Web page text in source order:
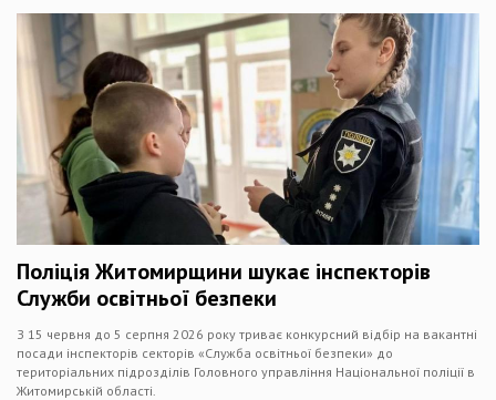
Поліція Житомирщини шукає інспекторів
Служби освітньої безпеки
З 15 червня до 5 серпня 2026 року триває конкурсний відбір на вакантні
посади інспекторів секторів «Служба освітньої безпеки» до
територіальних підрозділів Головного управління Національної поліції в
Житомирській області.